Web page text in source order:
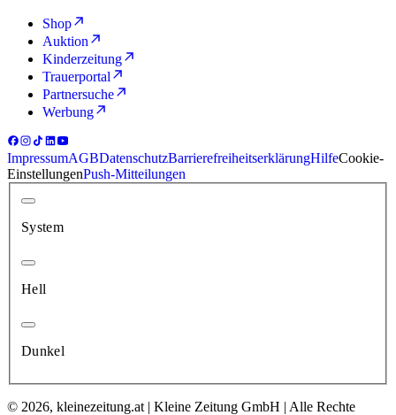
Shop
Auktion
Kinderzeitung
Trauerportal
Partnersuche
Werbung
ImpressumAGBDatenschutzBarrierefreiheitserklärungHilfeCookie-
EinstellungenPush-Mitteilungen
System
Hell
Dunkel
© 2026, kleinezeitung.at | Kleine Zeitung GmbH | Alle Rechte